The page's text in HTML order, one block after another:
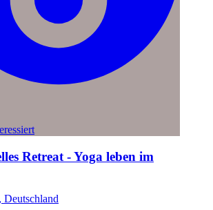
Retreat - Yoga leben im